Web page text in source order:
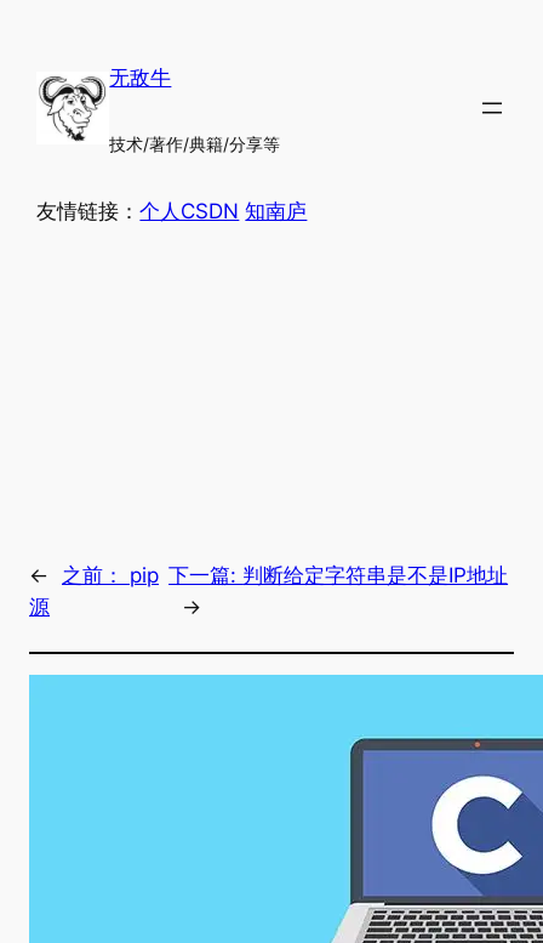
无敌牛
技术/著作/典籍/分享等
友情链接：个人CSDN 知南庐
← 之前： pip
源
下一篇: 判断给定字符串是不是IP地址
→